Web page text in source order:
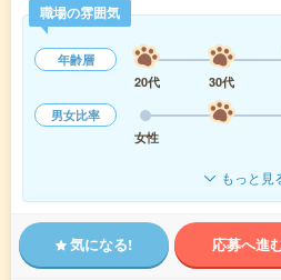
職場の雰囲気
年齢層
20代
30代
男女比率
女性
もっと見
気になる! 応募へ進